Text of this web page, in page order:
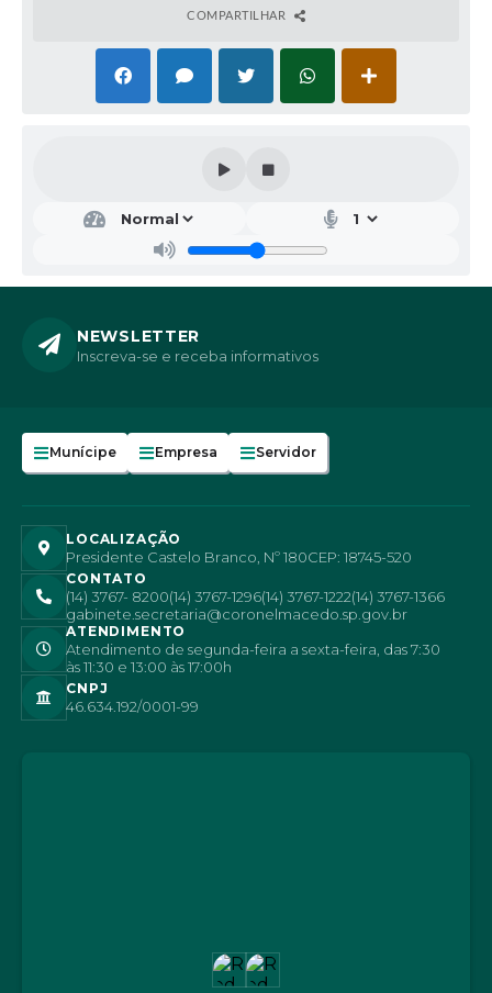
COMPARTILHAR
NEWSLETTER
Inscreva-se e receba informativos
Munícipe Empresa Servidor
LOCALIZAÇÃO
Presidente Castelo Branco, Nº 180CEP: 18745-520
CONTATO
(14) 3767- 8200(14) 3767-1296(14) 3767-1222(14) 3767-1366
gabinete.secretaria@coronelmacedo.sp.gov.br
ATENDIMENTO
Atendimento de segunda-feira a sexta-feira, das 7:30
às 11:30 e 13:00 às 17:00h
CNPJ
46.634.192/0001-99